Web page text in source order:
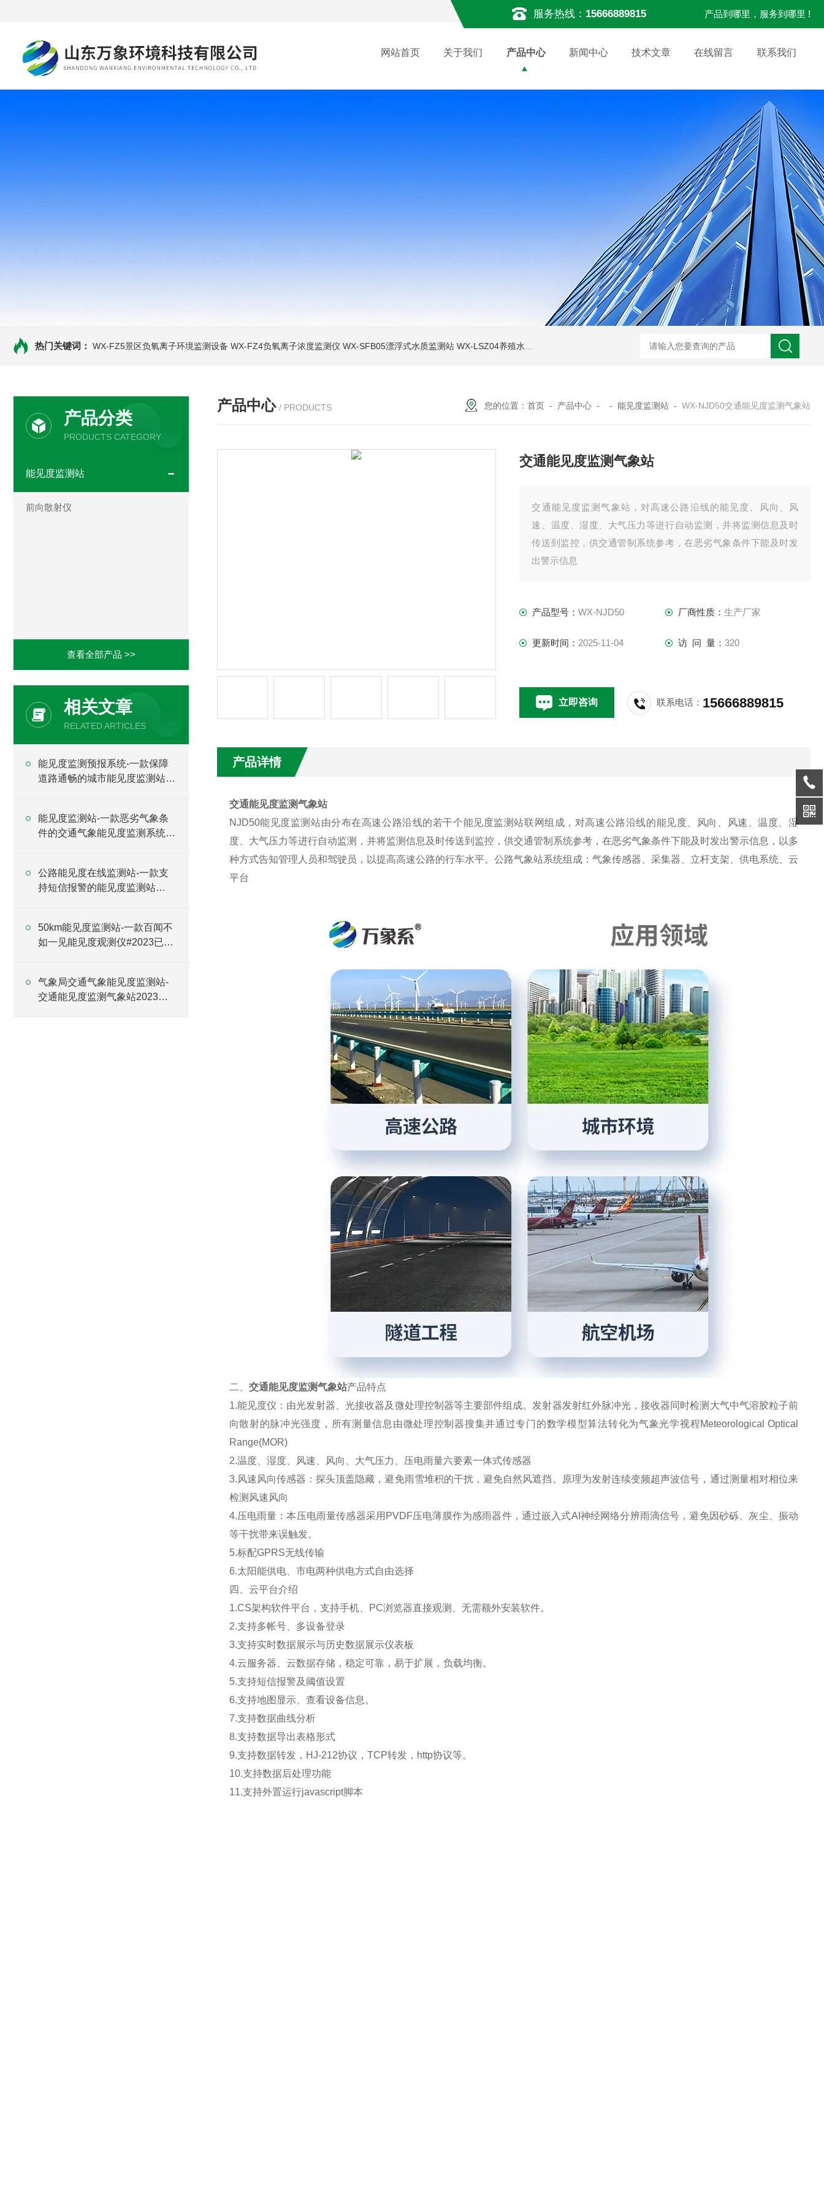
服务热线： 15666889815 产品到哪里，服务到哪里 !
网站首页 关于我们 产品中心 新闻中心 技术文章 在线留言 联系我们
热门关键词： WX-FZ5景区负氧离子环境监测设备 WX-FZ4负氧离子浓度监测仪 WX-SFB05漂浮式水质监测站 WX-LSZ04养殖水质监测设备 WX-WMSM微型多参数水质监测站 WX-BN20能见度监测仪
产品分类
PRODUCTS CATEGORY
能见度监测站
前向散射仪
查看全部产品 >>
相关文章
RELATED ARTICLES
能见度监测预报系统-一款保障
道路通畅的城市能见度监测站
能见度监测站-一款恶劣气象条
件的交通气象能见度监测系统
公路能见度在线监测站-一款支
持短信报警的能见度监测站
50km能见度监测站-一款百闻不
如一见能见度观测仪#2023已更
气象局交通气象能见度监测站-
交通能见度监测气象站2023已
产品中心 / PRODUCTS 您的位置： 首页 - 产品中心 - - 能见度监测站 - WX-NJD50交通能见度监测气象站
交通能见度监测气象站
交通能见度监测气象站，对高速公路沿线的能见度、风向、风
速、温度、湿度、大气压力等进行自动监测，并将监测信息及时
传送到监控，供交通管制系统参考，在恶劣气象条件下能及时发
出警示信息
产品型号：WX-NJD50 厂商性质： 生产厂家
更新时间： 2025-11-04 访 问 量： 320
立即咨询 联系电话： 15666889815
产品详情
交通能见度监测气象站
NJD50能见度监测站由分布在高速公路沿线的若干个能见度监测站联网组成，对高速公路沿线的能见度、风向、风速、温度、湿
度、大气压力等进行自动监测，并将监测信息及时传送到监控，供交通管制系统参考，在恶劣气象条件下能及时发出警示信息，以多
种方式告知管理人员和驾驶员，以提高高速公路的行车水平。公路气象站系统组成：气象传感器、采集器、立杆支架、供电系统、云
平台
二、 交通能见度监测气象站产品特点
1.能见度仪：由光发射器、光接收器及微处理控制器等主要部件组成。发射器发射红外脉冲光，接收器同时检测大气中气溶胶粒子前
向散射的脉冲光强度，所有测量信息由微处理控制器搜集并通过专门的数学模型算法转化为气象光学视程Meteorological Optical
Range(MOR)
2.温度、湿度、风速、风向、大气压力、压电雨量六要素一体式传感器
3.风速风向传感器：探头顶盖隐藏，避免雨雪堆积的干扰，避免自然风遮挡。原理为发射连续变频超声波信号，通过测量相对相位来
检测风速风向
4.压电雨量：本压电雨量传感器采用PVDF压电薄膜作为感雨器件，通过嵌入式AI神经网络分辨雨滴信号，避免因砂砾、灰尘、振动
等干扰带来误触发。
5.标配GPRS无线传输
6.太阳能供电、市电两种供电方式自由选择
四、云平台介绍
1.CS架构软件平台，支持手机、PC浏览器直接观测、无需额外安装软件。
2.支持多帐号、多设备登录
3.支持实时数据展示与历史数据展示仪表板
4.云服务器、云数据存储，稳定可靠，易于扩展，负载均衡。
5.支持短信报警及阈值设置
6.支持地图显示、查看设备信息。
7.支持数据曲线分析
8.支持数据导出表格形式
9.支持数据转发，HJ-212协议，TCP转发，http协议等。
10.支持数据后处理功能
11.支持外置运行javascript脚本